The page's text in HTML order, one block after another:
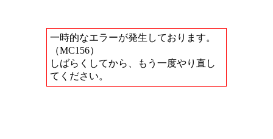
一時的なエラーが発生しております。
（MC156）
しばらくしてから、もう一度やり直し
てください。